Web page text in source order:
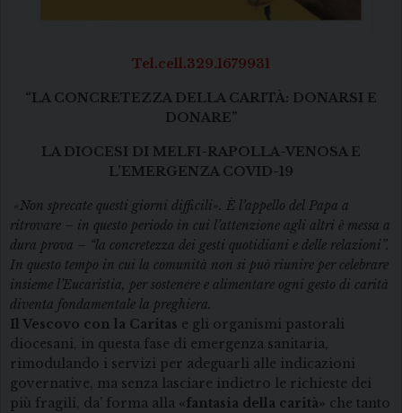
Tel.cell.329.1679931
“LA CONCRETEZZA DELLA CARITÀ: DONARSI E
DONARE”
LA DIOCESI DI MELFI-RAPOLLA-VENOSA E
L’EMERGENZA COVID-19
«Non sprecate questi giorni difficili». È l’appello del Papa a
ritrovare – in questo periodo in cui l’attenzione agli altri è messa a
dura prova – “la concretezza dei gesti quotidiani e delle relazioni”.
In questo tempo in cui la comunità non si può riunire per celebrare
insieme l’Eucaristia, per sostenere e alimentare ogni gesto di carità
diventa fondamentale la preghiera.
Il Vescovo con la Caritas e gli organismi pastorali
diocesani, in questa fase di emergenza sanitaria,
rimodulando i servizi per adeguarli alle indicazioni
governative, ma senza lasciare indietro le richieste dei
più fragili, da’ forma alla «fantasia della carità» che tanto